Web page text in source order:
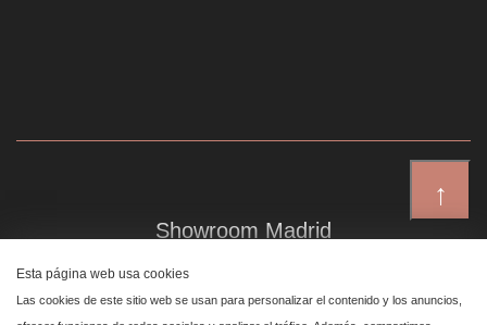
↑
Showroom Madrid
Plaza de Canalejas 6, 4 izq
Centro, 28014 Madrid
Esta página web usa cookies
Las cookies de este sitio web se usan para personalizar el contenido y los anuncios,